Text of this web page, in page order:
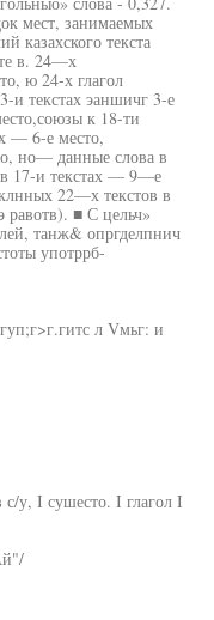
мест, занимаемых
казахского текста
в. 24—х
ю 24-х глагол
и текстах эаншичг 3-е
к 18-ти
— 6-е место,
но— данные слова в
17-и текстах — 9—е
22—х текстов в
равотв). ■ С цельч»
танж& опргделпнич
употррб-
л Vмьг: и
с/у, I сушесто. I глагол I